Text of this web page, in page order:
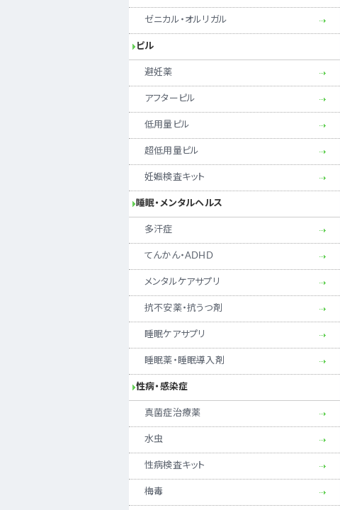
ゼニカル・オルリガル
ピル
避妊薬
アフターピル
低用量ピル
超低用量ピル
妊娠検査キット
睡眠・メンタルヘルス
多汗症
てんかん・ADHD
メンタルケアサプリ
抗不安薬・抗うつ剤
睡眠ケアサプリ
睡眠薬・睡眠導入剤
性病・感染症
真菌症治療薬
水虫
性病検査キット
梅毒